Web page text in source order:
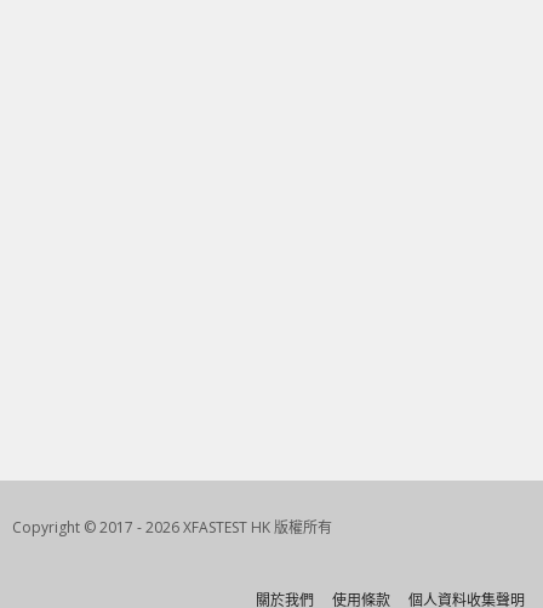
Copyright © 2017 - 2026 XFASTEST HK 版權所有
關於我們 使用條款 個人資料收集聲明